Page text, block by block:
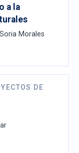
a la
Morales
DE